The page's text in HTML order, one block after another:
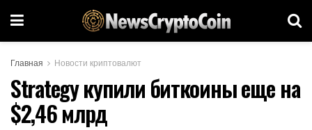
Главная Новости криптовалют
Strategy купили биткоины еще на
$2,46 млрд